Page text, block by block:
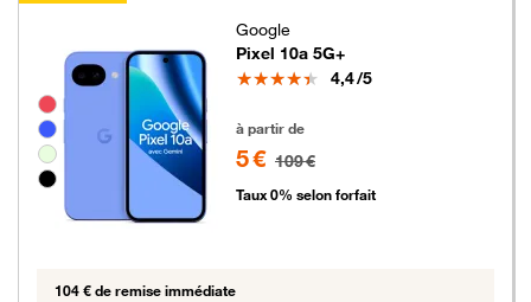
Groupe de couleurs disponibles non sélectionnables
Google
Pixel 10a 5G+
Note
4,4/5
à partir de
5 € 109 €
Taux 0% selon forfait
104 € de remise immédiate